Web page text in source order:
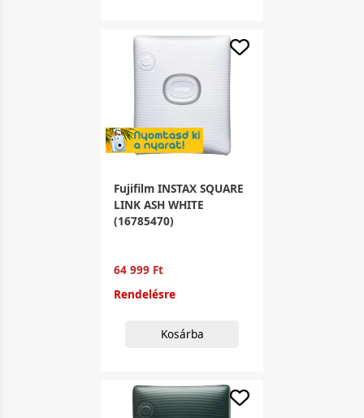
Fujifilm INSTAX SQUARE
LINK ASH WHITE
(16785470)
64 999 Ft
Rendelésre
Kosárba